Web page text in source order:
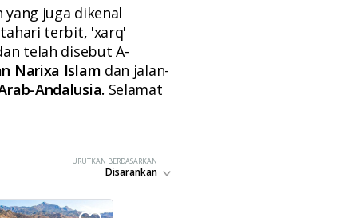
yang juga dikenal
terbit, 'xarq'
telah disebut A-
Narixa Islam dan jalan-
Andalusia. Selamat
URUTKAN BERDASARKAN
Disarankan